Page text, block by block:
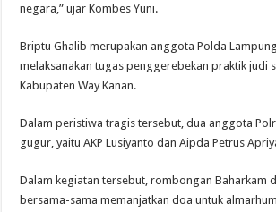
negara,” ujar Kombes Yuni.
Briptu Ghalib merupakan anggota Polda
melaksanakan tugas penggerebekan praktik judi
Kabupaten Way Kanan.
Dalam peristiwa tragis tersebut, dua anggota
gugur, yaitu AKP Lusiyanto dan Aipda Petrus
Dalam kegiatan tersebut, rombongan Baharkam
bersama-sama memanjatkan doa untuk